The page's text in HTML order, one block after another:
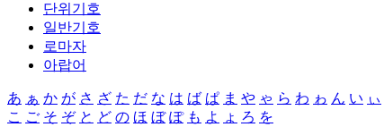
단위기호
일반기호
로마자
아랍어
あ ぁ か が さ ざ た だ な は ば ぱ ま や ゃ ら わ ゎ ん い ぃ
こ ご そ ぞ と ど の ほ ぼ ぽ も よ ょ ろ を